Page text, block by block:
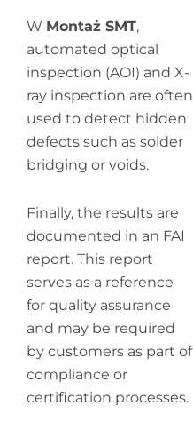
W Montaż SMT,
automated optical
inspection (AOI) and X-
ray inspection are often
used to detect hidden
defects such as solder
bridging or voids.
Finally, the results are
documented in an FAI
report. This report
serves as a reference
for quality assurance
and may be required
by customers as part of
compliance or
certification processes.